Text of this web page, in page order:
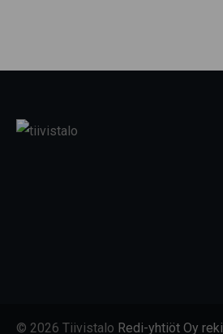
© 2026 Tiivistalo Redi-yhtiöt Oy